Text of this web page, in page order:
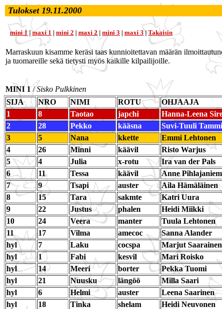
Tulokset 19.11.2000
mini 1|maxi 1 | mini 2 | maxi 2 | mini 3 | maxi 3|Takaisin
Marraskuun kisamme keräsi taas kunnioitettavan määrän
ja tuomareille sekä tietysti myös kaikille kilpailijoille.
MINI 1/Sisko Pulkkinen
SIJA
NRO NIMI ROTU
OHJAAJA
1
8 Taotao japchi
Hanna-Leena
2
28 Pekko kääsna
Suvi-Tuuli
3
5 Nana kkette
Emmi Lehtonen
4
26 Minni käävil
Risto Warjus
5
4 Julia x-rotu
Ira van der Pals
6
11 Tessa käävil
Anne
7
9 Tsapi auster
Aila Hämäläinen
8
15 Tara sakmte
Katri Uura
9
22 Justus phalen
Heidi Miikki
10
24 Veera manter
Tuula Lehtonen
11
17 Vilma amecoc
Sanna Alander
hyl
7 Laku cocspa
Marjut Saarainen
hyl
1 Fabi kesvil
Mari Roisko
hyl
14 Meeri borter
Pekka Tuomi
hyl
21 Nuusku längöö
Milla Saari
hyl
6 Helmi auster
Leena Saarinen
hyl
18 Tinka shelam
Heidi Neuvonen